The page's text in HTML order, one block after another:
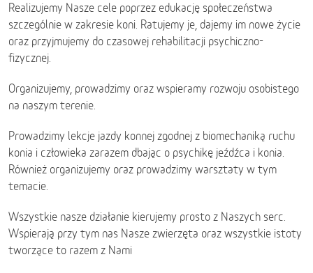
Realizujemy Nasze cele poprzez edukację społeczeństwa
szczególnie w zakresie koni. Ratujemy je, dajemy im nowe życie
oraz przyjmujemy do czasowej rehabilitacji psychiczno-
fizycznej.
Organizujemy, prowadzimy oraz wspieramy rozwoju osobistego
na naszym terenie.
Prowadzimy lekcje jazdy konnej zgodnej z biomechaniką ruchu
konia i człowieka zarazem dbając o psychikę jeźdźca i konia.
Również organizujemy oraz prowadzimy warsztaty w tym
temacie.
Wszystkie nasze działanie kierujemy prosto z Naszych serc.
Wspierają przy tym nas Nasze zwierzęta oraz wszystkie istoty
tworzące to razem z Nami